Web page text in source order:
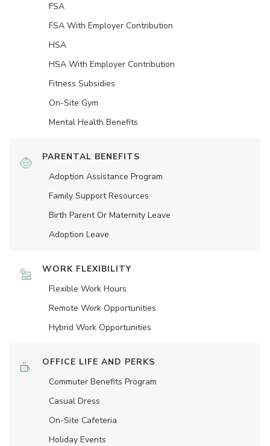
FSA
FSA With Employer Contribution
HSA
HSA With Employer Contribution
Fitness Subsidies
On-Site Gym
Mental Health Benefits
PARENTAL BENEFITS
Adoption Assistance Program
Family Support Resources
Birth Parent Or Maternity Leave
Adoption Leave
WORK FLEXIBILITY
Flexible Work Hours
Remote Work Opportunities
Hybrid Work Opportunities
OFFICE LIFE AND PERKS
Commuter Benefits Program
Casual Dress
On-Site Cafeteria
Holiday Events